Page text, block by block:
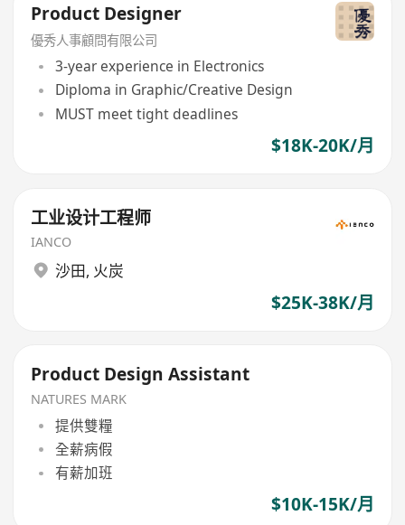
Product Designer
優秀人事顧問有限公司
3-year experience in Electronics
Diploma in Graphic/Creative Design
MUST meet tight deadlines
$18K-20K/月
工业设计工程师
IANCO
沙田, 火炭
$25K-38K/月
Product Design Assistant
NATURES MARK
提供雙糧
全薪病假
有薪加班
$10K-15K/月